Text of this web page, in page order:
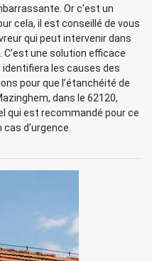
Or c’est un
cela, il est conseillé de vous
qui peut intervenir dans
C’est une solution efficace
les causes des
pour que l’étanchéité de
dans le 62120,
qui est recommandé pour ce
d’urgence.